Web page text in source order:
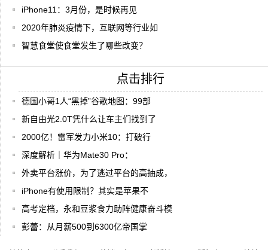
iPhone11：3月份，是时候再见
2020年肺炎疫情下，互联网等行业如
智慧食堂使食堂发生了哪些改变？
点击排行
德国小哥1人“黑掉”谷歌地图：99部
新自由光2.0T凭什么让车主们找到了
2000亿！雷军发力小米10：打破行
深度解析｜华为Mate30 Pro：
外卖平台涨价，为了逃过平台的高抽成，
iPhone有使用限制？其实是苹果不
高考定档，永和豆浆食力助阵健康奋斗模
彭蕾：从月薪500到6300亿帝国掌